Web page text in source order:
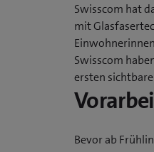
Swisscom hat
mit
Swisscom
ersten
Bevor ab